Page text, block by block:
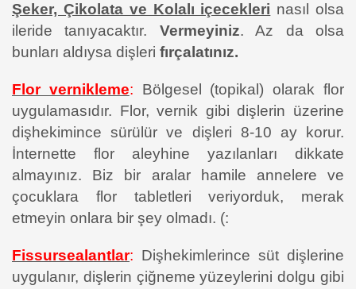
Şeker, Çikolata ve Kolalı içecekleri nasıl olsa
ileride tanıyacaktır. Vermeyiniz. Az da olsa
bunları aldıysa dişleri fırçalatınız.
Flor vernikleme: Bölgesel (topikal) olarak flor
uygulamasıdır. Flor, vernik gibi dişlerin üzerine
dişhekimince sürülür ve dişleri 8-10 ay korur.
İnternette flor aleyhine yazılanları dikkate
almayınız. Biz bir aralar hamile annelere ve
çocuklara flor tabletleri veriyorduk, merak
etmeyin onlara bir şey olmadı. (:
Fissursealantlar: Dişhekimlerince süt dişlerine
uygulanır, dişlerin çiğneme yüzeylerini dolgu gibi